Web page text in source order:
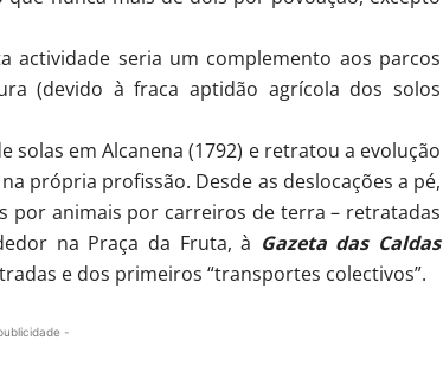
actividade seria um complemento aos parcos
(devido à fraca aptidão agrícola dos solos
solas em Alcanena (1792) e retratou a evolução
própria profissão. Desde as deslocações a pé,
por animais por carreiros de terra – retratadas
na Praça da Fruta, à Gazeta das Caldas
e dos primeiros “transportes colectivos”.
-